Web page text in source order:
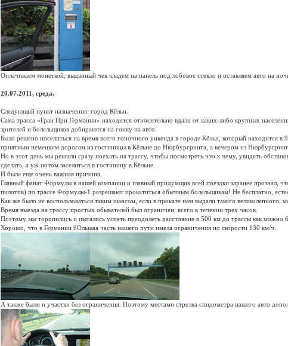
Оплачиваем монеткой, выданный чек кладем на панель под лобовое стекло и оставляем авто на
20.07.2011, среда.
Следующий пункт назначения: город Кёльн.
Сама трасса «Гран При Германии» находится относительно вдали от каких-либо крупных
зрителей и болельщиков добираются на гонку на авто.
Было решено поселиться на время всего гоночного уикенда в городе Кёльн, который находится
приятным немецким дорогам из гостиницы в Кёльне до Нюрбургринга, а вечером из
Но в этот день мы решили сразу поехать на трассу, чтобы посмотреть что к чему, увидеть
сделать, а уж потом заселиться в гостиницу в Кёльне.
И была еще очень важная причина.
Главный фанат Формулы в нашей компании и главный придумщик всей поездки заранее прознал,
пилотов) по трассе Формулы-1 разрешают прокатиться обычным болельщикам! Не бесплатно,
Как же было не воспользоваться таким шансом, если в прокате нам выдали такого
Время выезда на трассу простых обывателей был ограничен: всего в течении трех часов.
Поэтому мы торопились и пытались успеть преодолеть расстояние в 500 км до трассы как можно
Хорошо, что в Германии бОльшая часть нашего пути имела ограничения по скорости 130 км/ч.
А также были и участки без ограничения. Поэтому местами стрелка спидометра нашего авто